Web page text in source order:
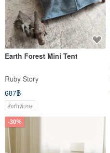
Earth Forest Mini Tent
Ruby Story
687฿
สั่งทำพิเศษ
-30%